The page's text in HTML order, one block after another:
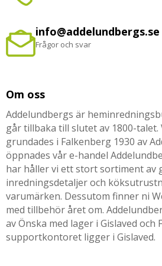
info@addelundbergs.se
Frågor och svar
Om oss
Addelundbergs är
går tillbaka till slutet av 1800-
grundades i Falkenberg 1930 av
öppnades vår e-handel
har håller vi ett stort sortiment av
inredningsdetaljer och
varumärken. Dessutom finner ni
med tillbehör året om.
av Önska med lager i Gislaved och
supportkontoret ligger i Gislaved.